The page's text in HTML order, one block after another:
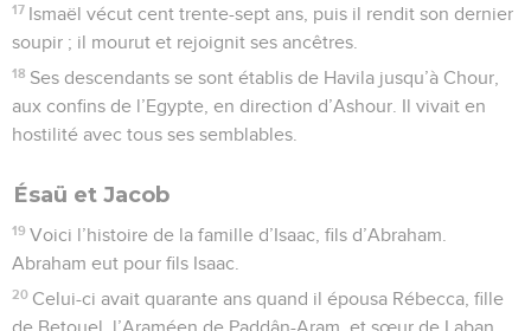
17 Ismaël vécut cent trente-sept ans, puis il rendit son dernier
soupir ; il mourut et rejoignit ses ancêtres.
18 Ses descendants se sont établis de Havila jusqu’à Chour,
aux confins de l’Egypte, en direction d’Ashour. Il vivait en
hostilité avec tous ses semblables.
Ésaü et Jacob
19 Voici l’histoire de la famille d’Isaac, fils d’Abraham.
Abraham eut pour fils Isaac.
20 Celui-ci avait quarante ans quand il épousa Rébecca, fille
de Betouel, l’Araméen de Paddân-Aram, et sœur de Laban